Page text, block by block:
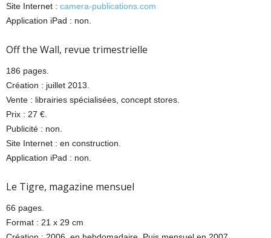
Site Internet : camera-publications.com
Application iPad : non.
Off the Wall, revue trimestrielle
186 pages.
Création : juillet 2013.
Vente : librairies spécialisées, concept stores.
Prix : 27 €.
Publicité : non.
Site Internet : en construction.
Application iPad : non.
Le Tigre, magazine mensuel
66 pages.
Format : 21 x 29 cm